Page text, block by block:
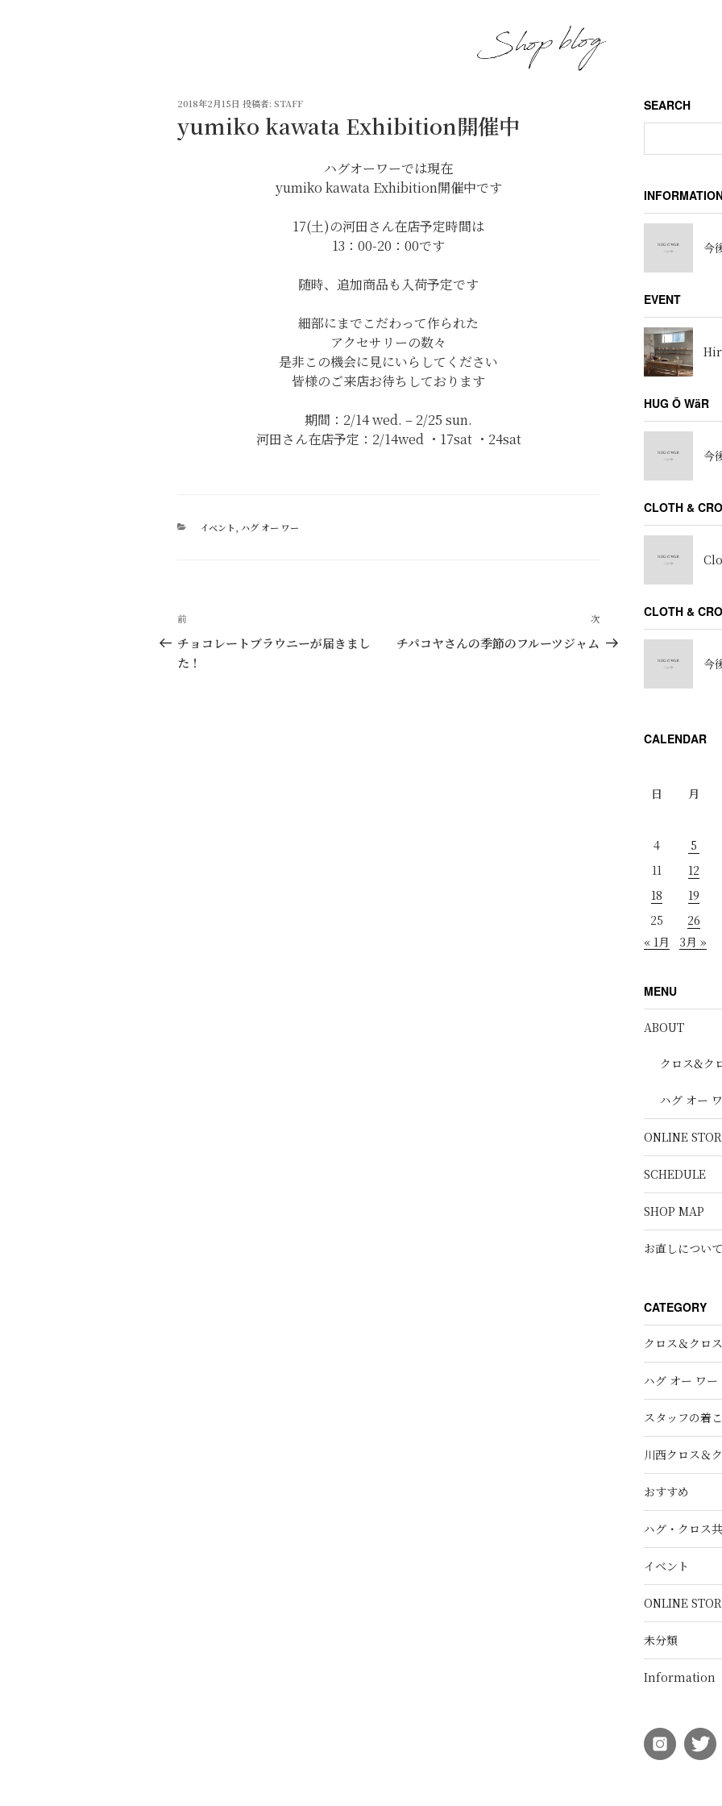
投
日:
2018年2月15日 投稿者: STAFF
yumiko kawata Exhibition開催中
ハグオーワーでは現在
yumiko kawata Exhibition開催中です
17(土)の河田さん在店予定時間は
13：00-20：00です
随時、追加商品も入荷予定です
細部にまでこだわって作られた
アクセサリーの数々
是非この機会に見にいらしてください
皆様のご来店お待ちしております
期間：2/14 wed. – 2/25 sun.
河田さん在店予定：2/14wed ・17sat ・24sat
カ
イベント ハグ オー ワー
投
稿
ナ
過
去
の
前
チョコレートブラウニーが届きまし
た！
次
の
次
チパコヤさんの季節のフルーツジャム
SEARCH
今
EVENT
HUG Ō WäR
今
CLOTH &
CLOTH &
今
CALENDAR
日
月
4
5
11
12
18
19
25
26
« 1月
3月 »
MENU
ABOUT
クロス&ク
ハグ オー
ONLINE
SCHEDULE
SHOP MAP
お直しについて
CATEGORY
クロス＆クロス
ハグ オー ワー
スタッフの着
川西クロス＆
おすすめ
ハグ・クロス
イベント
ONLINE
未分類
Information